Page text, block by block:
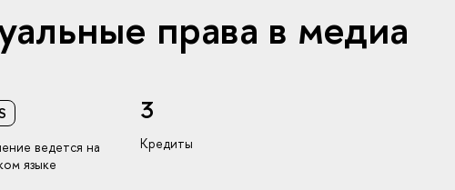
права в медиа
ведется на
языке
3
Кредиты